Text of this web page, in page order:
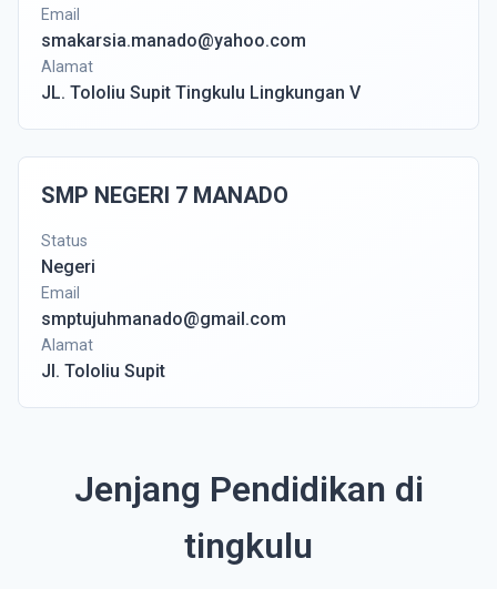
Email
smakarsia.manado@yahoo.com
Alamat
JL. Tololiu Supit Tingkulu Lingkungan V
SMP NEGERI 7 MANADO
Status
Negeri
Email
smptujuhmanado@gmail.com
Alamat
Jl. Tololiu Supit
Jenjang Pendidikan di
tingkulu